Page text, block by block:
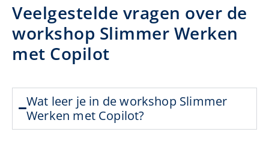
Veelgestelde vragen over de
workshop Slimmer Werken
met Copilot
Wat leer je in de workshop Slimmer
Werken met Copilot?